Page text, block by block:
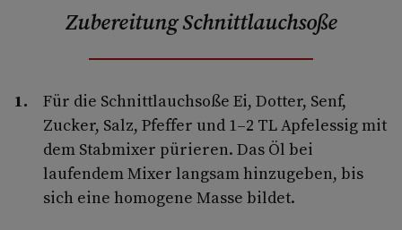
Zubereitung Schnittlauchsoße
Für die Schnittlauchsoße Ei, Dotter, Senf,
Zucker, Salz, Pfeffer und 1–2 TL Apfelessig mit
dem Stabmixer pürieren. Das Öl bei
laufendem Mixer langsam hinzugeben, bis
sich eine homogene Masse bildet.